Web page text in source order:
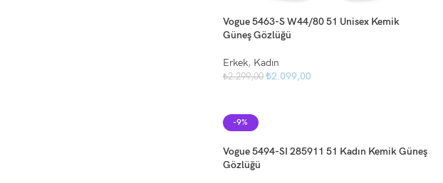
Vogue 5463-S W44/80 51 Unisex Kemik
Güneş Gözlüğü
Erkek, Kadın
₺2.299,00 ₺2.099,00
-9%
Vogue 5494-SI 285911 51 Kadın Kemik Güneş
Gözlüğü